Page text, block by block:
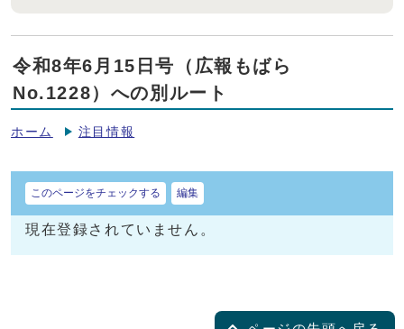
令和8年6月15日号（広報もばら
No.1228）への別ルート
ホーム 注目情報
このページをチェックする 編集
現在登録されていません。